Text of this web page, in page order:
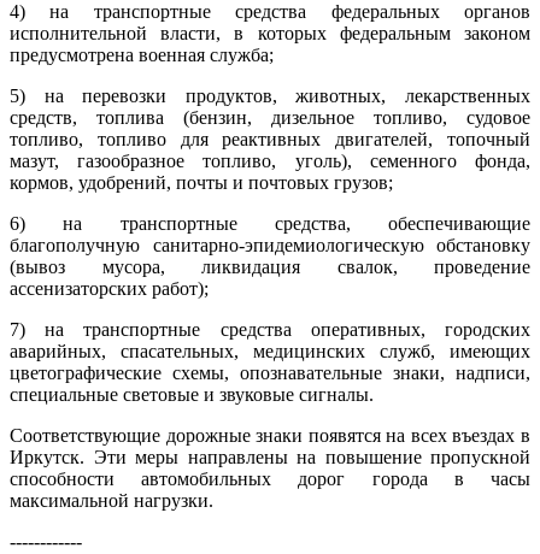
4) на транспортные средства федеральных органов
исполнительной власти, в которых федеральным законом
предусмотрена военная служба;
5) на перевозки продуктов, животных, лекарственных
средств, топлива (бензин, дизельное топливо, судовое
топливо, топливо для реактивных двигателей, топочный
мазут, газообразное топливо, уголь), семенного фонда,
кормов, удобрений, почты и почтовых грузов;
6) на транспортные средства, обеспечивающие
благополучную санитарно-эпидемиологическую обстановку
(вывоз мусора, ликвидация свалок, проведение
ассенизаторских работ);
7) на транспортные средства оперативных, городских
аварийных, спасательных, медицинских служб, имеющих
цветографические схемы, опознавательные знаки, надписи,
специальные световые и звуковые сигналы.
Соответствующие дорожные знаки появятся на всех въездах в
Иркутск. Эти меры направлены на повышение пропускной
способности автомобильных дорог города в часы
максимальной нагрузки.
------------